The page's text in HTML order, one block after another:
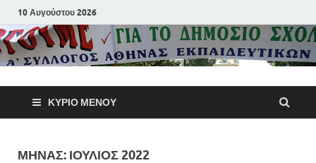
10 Αυγούστου 2026
Α΄
Αθηνών
ΚΎΡΙΟ ΜΕΝΟΎ
ΜΉΝΑΣ: ΙΟΎΛΙΟΣ 2022